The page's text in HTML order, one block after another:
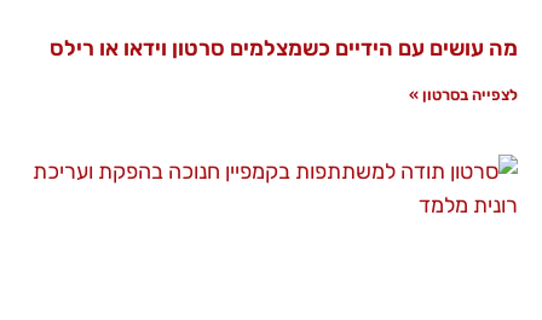
מה עושים עם הידיים כשמצלמים סרטון וידאו או רילס
לצפייה בסרטון »